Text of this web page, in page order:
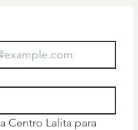
Centro Lalita para